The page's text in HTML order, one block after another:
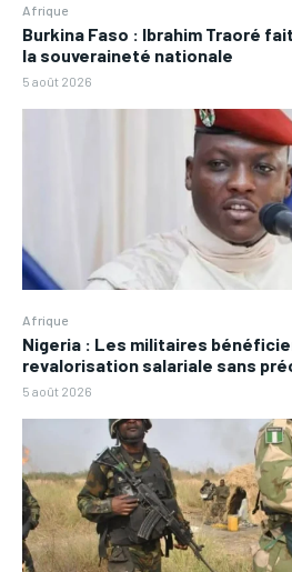
Afrique
Burkina Faso : Ibrahim Traoré
la souveraineté nationale
5 août 2026
Afrique
Nigeria : Les militaires
revalorisation salariale sans
5 août 2026